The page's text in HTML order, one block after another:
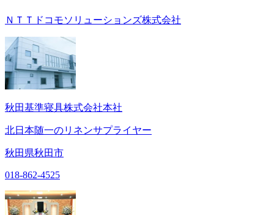
ＮＴＴドコモソリューションズ株式会社
秋田基準寝具株式会社本社
北日本随一のリネンサプライヤー
秋田県秋田市
018-862-4525